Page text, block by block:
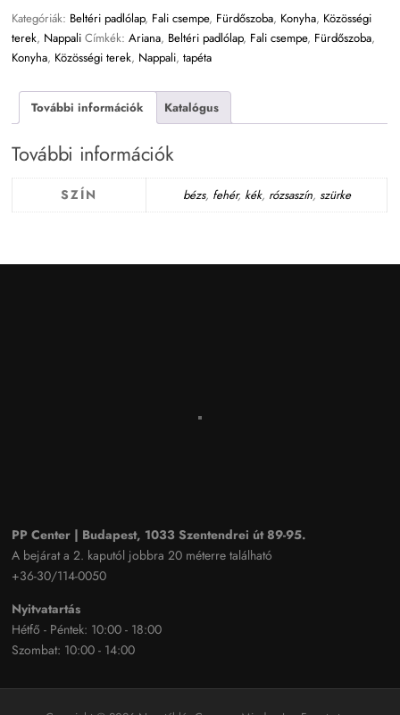
Kategóriák: Beltéri padlólap, Fali csempe, Fürdőszoba, Konyha, Közösségi
terek, Nappali Címkék:Ariana, Beltéri padlólap, Fali csempe, Fürdőszoba,
Konyha, Közösségi terek, Nappali,tapéta
További információk Katalógus
További információk
SZÍN bézs, fehér, kék, rózsaszín, szürke
PP Center | Budapest, 1033 Szentendrei út 89-95.
A bejárat a 2. kaputól jobbra 20 méterre található
+36-30/114-0050
Nyitvatartás
Hétfő - Péntek: 10:00 - 18:00
Szombat: 10:00 - 14:00